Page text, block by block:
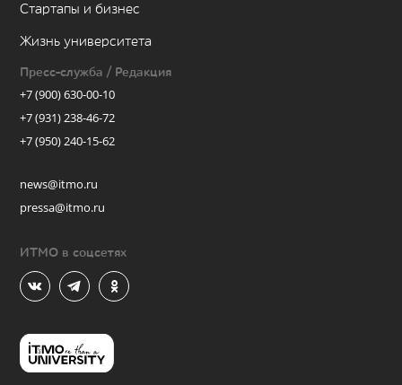
Стартапы и бизнес
Жизнь университета
Пресс-служба / Редакция
+7 (900) 630-00-10
+7 (931) 238-46-72
+7 (950) 240-15-62
news@itmo.ru
pressa@itmo.ru
ИТМО в соцсетях